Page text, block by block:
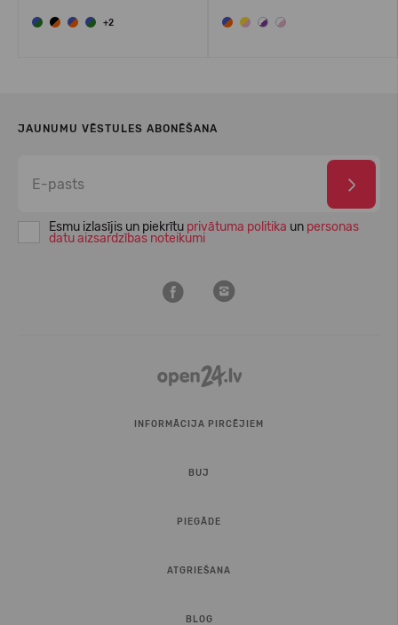
+2
JAUNUMU VĒSTULES ABONĒŠANA
Esmu izlasījis un piekrītu privātuma politika un personas
datu aizsardzības noteikumi
INFORMĀCIJA PIRCĒJIEM
BUJ
PIEGĀDE
ATGRIEŠANA
BLOG